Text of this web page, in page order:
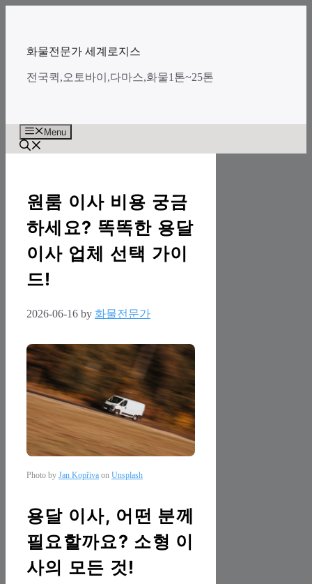
화물전문가 세계로지스
전국퀵,오토바이,다마스,화물1톤~25톤
Menu
원룸 이사 비용 궁금
하세요? 똑똑한 용달
이사 업체 선택 가이
드!
2026-06-16 by 화물전문가
Photo by Jan Kopřiva on Unsplash
용달 이사, 어떤 분께
필요할까요? 소형 이
사의 모든 것!